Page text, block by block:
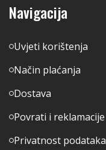
Navigacija
Uvjeti korištenja
Način plaćanja
Dostava
Povrati i reklamacije
Privatnost podataka